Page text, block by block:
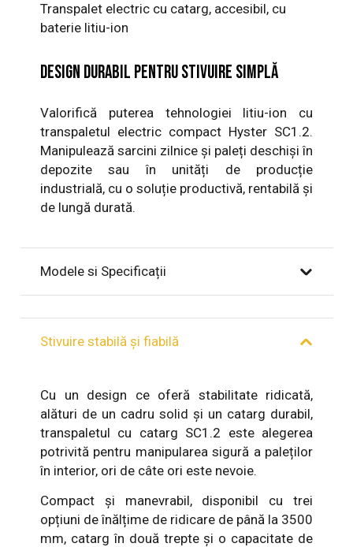
Transpalet electric cu catarg, accesibil, cu
baterie litiu-ion
Design durabil pentru stivuire simplă
Valorifică puterea tehnologiei litiu-ion cu
transpaletul electric compact Hyster SC1.2.
Manipulează sarcini zilnice și paleți deschiși în
depozite sau în unități de producție
industrială, cu o soluție productivă, rentabilă și
de lungă durată.
Modele si Specificații
Stivuire stabilă și fiabilă
Cu un design ce oferă stabilitate ridicată,
alături de un cadru solid și un catarg durabil,
transpaletul cu catarg SC1.2 este alegerea
potrivită pentru manipularea sigură a paleților
în interior, ori de câte ori este nevoie.
Compact și manevrabil, disponibil cu trei
opțiuni de înălțime de ridicare de până la 3500
mm, catarg în două trepte și o capacitate de